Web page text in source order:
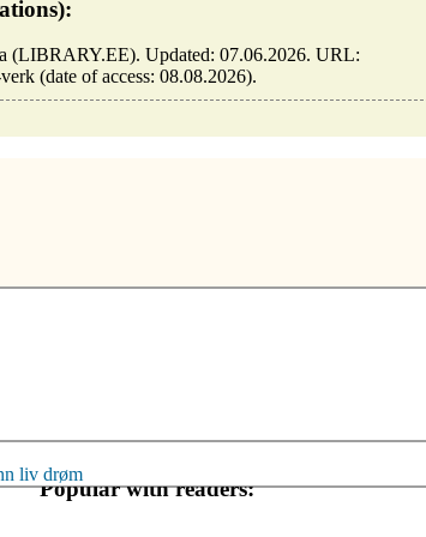
(LIBRARY.EE). Updated: 07.06.2026. URL:
(date of access: 08.08.2026).
liv drøm
Popular with readers: